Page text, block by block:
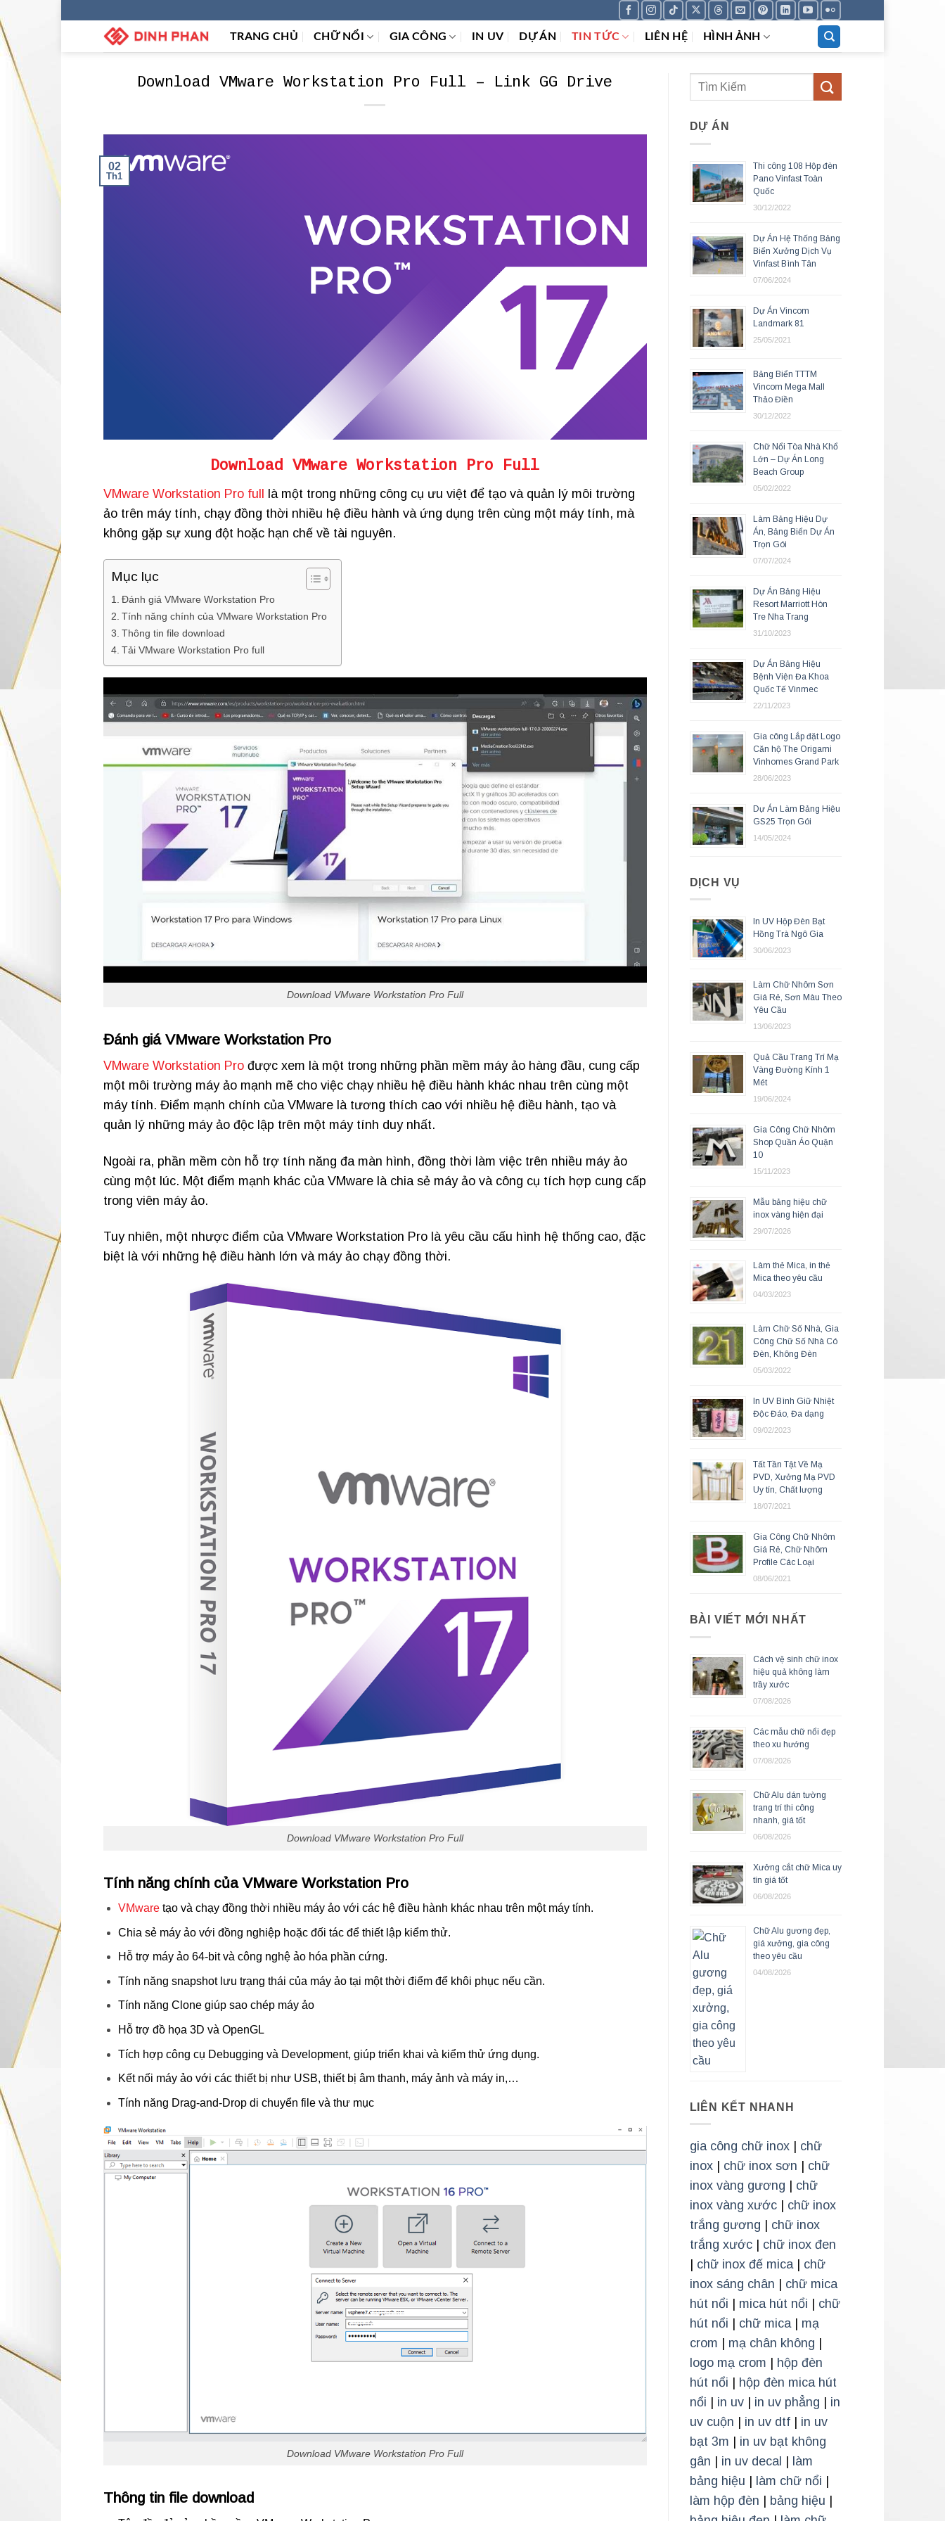
TRANG CHỦ CHỮ NỔI GIA CÔNG IN UV DỰ ÁN TIN TỨC LIÊN HỆ HÌNH ẢNH
Download VMware Workstation Pro Full – Link GG Drive
02
Th1
Download VMware Workstation Pro Full
VMware Workstation Pro full
là một trong những công cụ ưu việt để tạo và quản lý môi trường
ảo trên máy tính, chạy đồng thời nhiều hệ điều hành và ứng dụng trên cùng một máy tính, mà
không gặp sự xung đột hoặc hạn chế về tài nguyên.
Mục lục
Đánh giá VMware Workstation Pro
Tính năng chính của VMware Workstation Pro
Thông tin file download
Tải VMware Workstation Pro full
Download VMware Workstation Pro Full
Đánh giá VMware Workstation Pro
VMware Workstation Pro được xem là một trong những phần mềm máy ảo hàng đầu, cung cấp
một môi trường máy ảo mạnh mẽ cho việc chạy nhiều hệ điều hành khác nhau trên cùng một
máy tính. Điểm mạnh chính của VMware là tương thích cao với nhiều hệ điều hành, tạo và
quản lý những máy ảo độc lập trên một máy tính duy nhất.
Ngoài ra, phần mềm còn hỗ trợ tính năng đa màn hình, đồng thời làm việc trên nhiều máy ảo
cùng một lúc. Một điểm mạnh khác của VMware là chia sẻ máy ảo và công cụ tích hợp cung cấp
trong viên máy ảo.
Tuy nhiên, một nhược điểm của VMware Workstation Pro là yêu cầu cấu hình hệ thống cao, đặc
biệt là với những hệ điều hành lớn và máy ảo chạy đồng thời.
Download VMware Workstation Pro Full
Tính năng chính của VMware Workstation Pro
VMwaretạo và chạy đồng thời nhiều máy ảo với các hệ điều hành khác nhau trên một máy tính.
Chia sẻ máy ảo với đồng nghiệp hoặc đối tác để thiết lập kiểm thử.
Hỗ trợ máy ảo 64-bit và công nghệ ảo hóa phần cứng.
Tính năng snapshot lưu trạng thái của máy ảo tại một thời điểm để khôi phục nếu cần.
Tính năng Clone giúp sao chép máy ảo
Hỗ trợ đồ họa 3D và OpenGL
Tích hợp công cụ Debugging và Development, giúp triển khai và kiểm thử ứng dụng.
Kết nối máy ảo với các thiết bị như USB, thiết bị âm thanh, máy ảnh và máy in,…
Tính năng Drag-and-Drop di chuyển file và thư mục
Download VMware Workstation Pro Full
Thông tin file download
DỰ ÁN
Thi công 108 Hộp đèn
Pano Vinfast Toàn
Quốc
30/12/2022
Dự Án Hệ Thống Bảng
Biển Xưởng Dịch Vụ
Vinfast Bình Tân
07/06/2024
Dự Án Vincom
Landmark 81
25/05/2021
Bảng Biển TTTM
Vincom Mega Mall
Thảo Điền
30/12/2022
Chữ Nổi Tòa Nhà Khổ
Lớn – Dự Án Long
Beach Group
05/02/2022
Làm Bảng Hiệu Dự
Án, Bảng Biển Dự Án
Trọn Gói
07/07/2024
Dự Án Bảng Hiệu
Resort Marriott Hòn
Tre Nha Trang
31/10/2023
Dự Án Bảng Hiệu
Bệnh Viện Đa Khoa
Quốc Tế Vinmec
22/11/2023
Gia công Lắp đặt Logo
Căn hộ The Origami
Vinhomes Grand Park
28/06/2023
Dự Án Làm Bảng Hiệu
GS25 Trọn Gói
14/05/2024
DỊCH VỤ
In UV Hộp Đèn Bạt
Hồng Trà Ngô Gia
30/06/2023
Làm Chữ Nhôm Sơn
Giá Rẻ, Sơn Màu Theo
Yêu Cầu
13/06/2023
Quả Cầu Trang Trí Mạ
Vàng Đường Kính 1
Mét
19/06/2024
Gia Công Chữ Nhôm
Shop Quần Áo Quận
10
15/11/2023
Mẫu bảng hiệu chữ
inox vàng hiện đại
29/07/2026
Làm thẻ Mica, in thẻ
Mica theo yêu cầu
04/03/2023
Làm Chữ Số Nhà, Gia
Công Chữ Số Nhà Có
Đèn, Không Đèn
05/03/2022
In UV Bình Giữ Nhiệt
Độc Đáo, Đa dạng
09/02/2023
Tất Tần Tật Về Mạ
PVD, Xưởng Mạ PVD
Uy tín, Chất lượng
18/07/2021
Gia Công Chữ Nhôm
Giá Rẻ, Chữ Nhôm
Profile Các Loại
08/06/2021
BÀI VIẾT MỚI NHẤT
Cách vệ sinh chữ inox
hiệu quả không làm
trầy xước
07/08/2026
Các mẫu chữ nổi đẹp
theo xu hướng
07/08/2026
Chữ Alu dán tường
trang trí thi công
nhanh, giá tốt
06/08/2026
Xưởng cắt chữ Mica uy
tín giá tốt
06/08/2026
Chữ Alu gương đẹp,
giá xưởng, gia công
theo yêu cầu
04/08/2026
LIÊN KẾT NHANH
gia công chữ inox| chữ
inox| chữ inox sơn
chữ
inox vàng gương
chữ
inox vàng xước| chữ inox
trắng gương
chữ inox
trắng xước| chữ inox đen
chữ inox đế mica| chữ
inox sáng chân
chữ mica
hút nổi
mica hút nổi
chữ
hút nổi
chữ mica| mạ
crom
mạ chân không
logo mạ crom
hộp đèn
hút nổi
hộp đèn mica hút
nổi
in uv| in uv phẳng
in
uv cuộn
in uv dtf| in uv
bạt 3m
in uv bạt không
gân
in uv decal
làm
bảng hiệu
làm chữ nổi
làm hộp đèn
bảng hiệu